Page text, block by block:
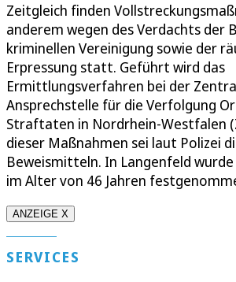
Zeitgleich finden
anderem wegen des Verdachts der
kriminellen Vereinigung sowie der
Erpressung statt. Geführt wird das
Ermittlungsverfahren bei der
Ansprechstelle für die Verfolgung
Straftaten in Nordrhein-Westfalen
dieser Maßnahmen sei laut Polizei
Beweismitteln. In Langenfeld
im Alter von 46 Jahren
ANZEIGE X
SERVICES